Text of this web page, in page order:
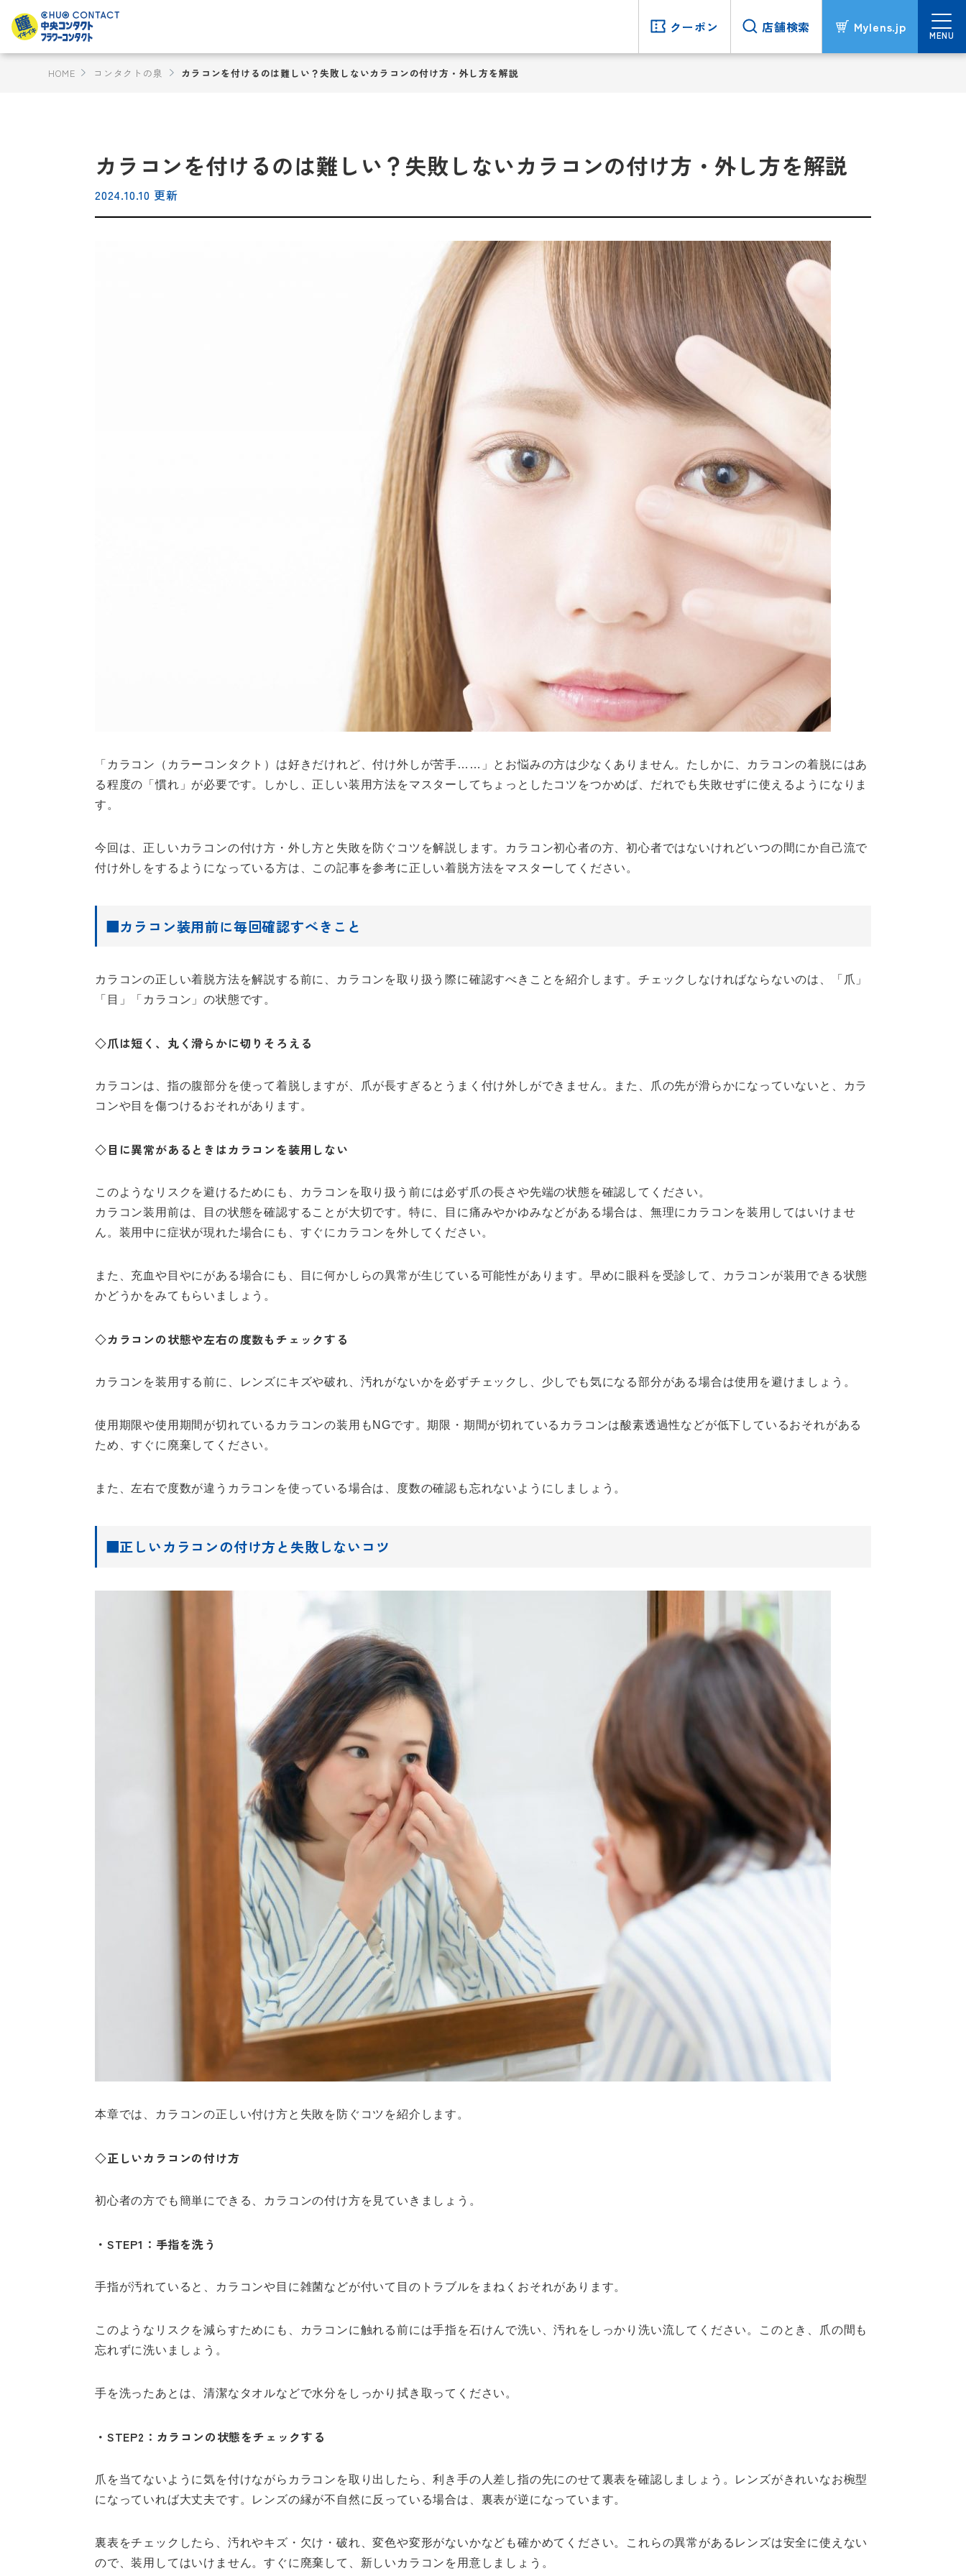
クーポン 店舗検索 Mylens.jp
MENU
HOME コンタクトの泉 カラコンを付けるのは難しい？失敗しないカラコンの付け方・外し方を解説
カラコンを付けるのは難しい？失敗しないカラコンの付け方・外し方を解説
2024.10.10 更新
「カラコン（カラーコンタクト）は好きだけれど、付け外しが苦手……」とお悩みの方は少なくありません。たしかに、カラコンの着脱にはあ
る程度の「慣れ」が必要です。しかし、正しい装用方法をマスターしてちょっとしたコツをつかめば、だれでも失敗せずに使えるようになりま
す。
今回は、正しいカラコンの付け方・外し方と失敗を防ぐコツを解説します。カラコン初心者の方、初心者ではないけれどいつの間にか自己流で
付け外しをするようになっている方は、この記事を参考に正しい着脱方法をマスターしてください。
■カラコン装用前に毎回確認すべきこと
カラコンの正しい着脱方法を解説する前に、カラコンを取り扱う際に確認すべきことを紹介します。チェックしなければならないのは、「爪」
「目」「カラコン」の状態です。
◇爪は短く、丸く滑らかに切りそろえる
カラコンは、指の腹部分を使って着脱しますが、爪が長すぎるとうまく付け外しができません。また、爪の先が滑らかになっていないと、カラ
コンや目を傷つけるおそれがあります。
◇目に異常があるときはカラコンを装用しない
このようなリスクを避けるためにも、カラコンを取り扱う前には必ず爪の長さや先端の状態を確認してください。
カラコン装用前は、目の状態を確認することが大切です。特に、目に痛みやかゆみなどがある場合は、無理にカラコンを装用してはいけませ
ん。装用中に症状が現れた場合にも、すぐにカラコンを外してください。
また、充血や目やにがある場合にも、目に何かしらの異常が生じている可能性があります。早めに眼科を受診して、カラコンが装用できる状態
かどうかをみてもらいましょう。
◇カラコンの状態や左右の度数もチェックする
カラコンを装用する前に、レンズにキズや破れ、汚れがないかを必ずチェックし、少しでも気になる部分がある場合は使用を避けましょう。
使用期限や使用期間が切れているカラコンの装用もNGです。期限・期間が切れているカラコンは酸素透過性などが低下しているおそれがある
ため、すぐに廃棄してください。
また、左右で度数が違うカラコンを使っている場合は、度数の確認も忘れないようにしましょう。
■正しいカラコンの付け方と失敗しないコツ
本章では、カラコンの正しい付け方と失敗を防ぐコツを紹介します。
◇正しいカラコンの付け方
初心者の方でも簡単にできる、カラコンの付け方を見ていきましょう。
・STEP1：手指を洗う
手指が汚れていると、カラコンや目に雑菌などが付いて目のトラブルをまねくおそれがあります。
このようなリスクを減らすためにも、カラコンに触れる前には手指を石けんで洗い、汚れをしっかり洗い流してください。このとき、爪の間も
忘れずに洗いましょう。
手を洗ったあとは、清潔なタオルなどで水分をしっかり拭き取ってください。
・STEP2：カラコンの状態をチェックする
爪を当てないように気を付けながらカラコンを取り出したら、利き手の人差し指の先にのせて裏表を確認しましょう。レンズがきれいなお椀型
になっていれば大丈夫です。レンズの縁が不自然に反っている場合は、裏表が逆になっています。
裏表をチェックしたら、汚れやキズ・欠け・破れ、変色や変形がないかなども確かめてください。これらの異常があるレンズは安全に使えない
ので、装用してはいけません。すぐに廃棄して、新しいカラコンを用意しましょう。
クーポン 店舗検索 Mylens.jp
MENU